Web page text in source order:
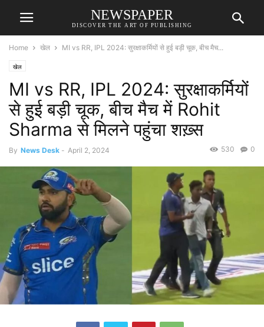
NEWSPAPER
DISCOVER THE ART OF PUBLISHING
Home खेल MI vs RR, IPL 2024: सुरक्षाकर्मियों से हुई बड़ी चूक, बीच मैच...
खेल
MI vs RR, IPL 2024: सुरक्षाकर्मियों
से हुई बड़ी चूक, बीच मैच में Rohit
Sharma से मिलने पहुंचा शख़्स
By News Desk - April 2, 2024 0
530